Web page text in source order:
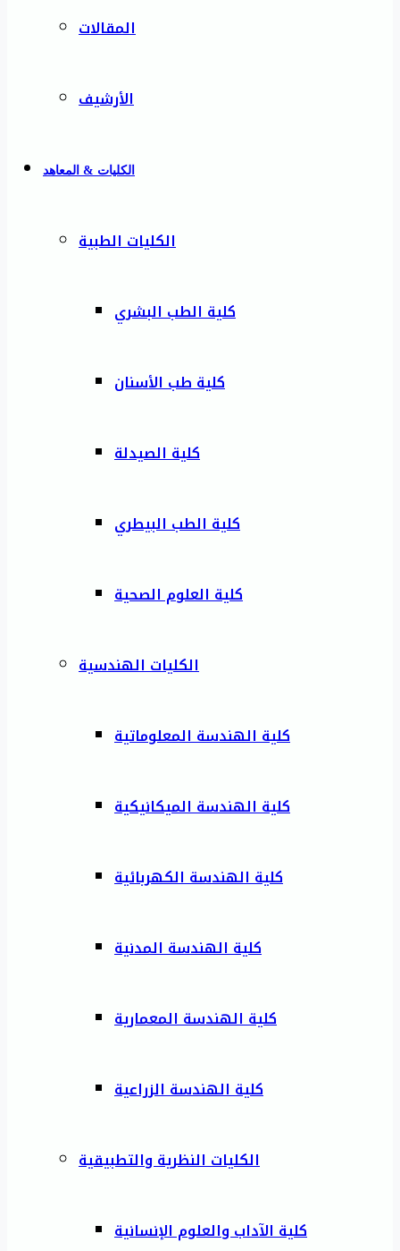
المقالات
الأرشيف
الكليات & المعاهد
الكليات الطبية
كلية الطب البشري
كلية طب الأسنان
كلية الصيدلة
كلية الطب البيطري
كلية العلوم الصحية
الكليات الهندسية
كلية الهندسة المعلوماتية
كلية الهندسة الميكانيكية
كلية الهندسة الكهربائية
كلية الهندسة المدنية
كلية الهندسة المعمارية
كلية الهندسة الزراعية
الكليات النظرية والتطبيقية
كلية الآداب والعلوم الإنسانية